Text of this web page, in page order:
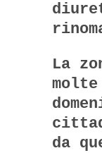
La
molte
da